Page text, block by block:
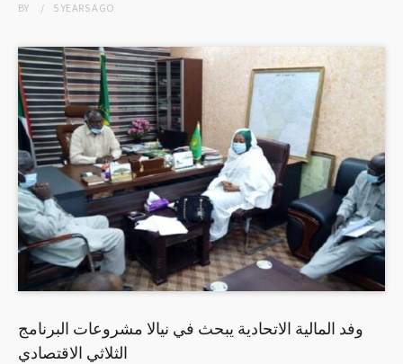
BY 5 YEARSAGO
وفد المالية الاتحادية يبحث في نيالا مشروعات البرنامج
الثلاثي الاقتصادي